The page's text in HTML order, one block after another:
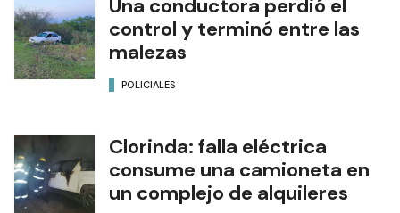
Una conductora perdió el
control y terminó entre las
malezas
POLICIALES
Clorinda: falla eléctrica
consume una camioneta en
un complejo de alquileres